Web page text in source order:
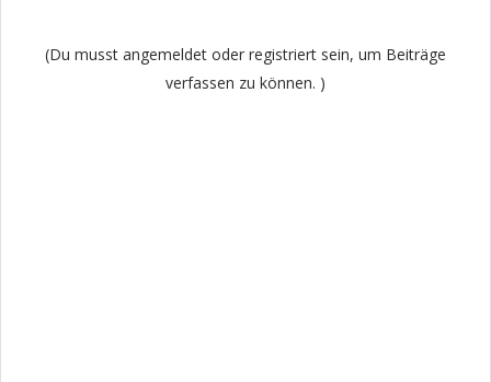
(Du musst angemeldet oder registriert sein, um Beiträge
verfassen zu können. )